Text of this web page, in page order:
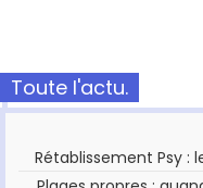
Toute l'actu.
Rétablissement Psy